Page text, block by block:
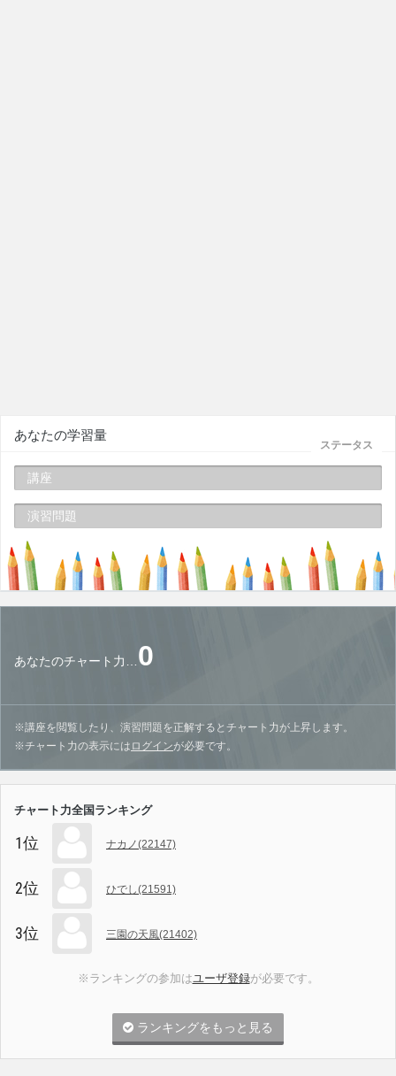
ステータス
あなたの学習量
講座
演習問題
あなたのチャート力… 0
※講座を閲覧したり、演習問題を正解するとチャート力が上昇します。
※チャート力の表示には ログインが必要です。
チャート力全国ランキング
1位 ナカノ(22147)
2位 ひでし(21591)
3位 三園の天風(21402)
※ランキングの参加はユーザ登録が必要です。
ランキングをもっと見る